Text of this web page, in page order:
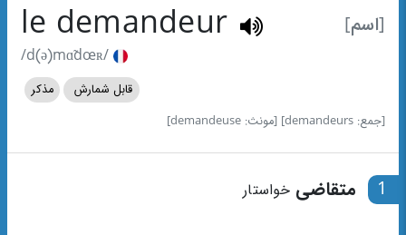
[اسم] le demandeur
/d(ə)mɑ̃dœʀ/
قابل شمارش
مذکر
[جمع: demandeurs]
[مونث: demandeuse]
1 متقاضیخواستار